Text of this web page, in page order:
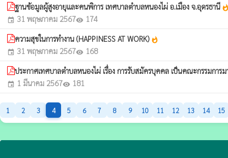
ฐานข้อมูลผู้สูงอายุและคนพิการ เทศบาลตำบลหนองไผ่ อ.เมือง จ.อุดรธานี
event 31 พฤษภาคม 2567visibility 174
ความสุขในการทำงาน (HAPPINESS AT WORK) whatshot
event 31 พฤษภาคม 2567visibility 168
ประกาศเทศบาลตำบลหนองไผ่ เรื่อง การรับสมัครบุคคล เป็นคณะกรรมกา
event 1 มีนาคม 2567visibility 181
1 2 3 4 5 6 7 8 9 10 11 12 13 14 15